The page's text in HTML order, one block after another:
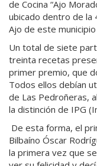
de Cocina “Ajo
ubicado dentro de la
Ajo de este municipio
Un total de siete
treinta recetas
primer premio, que
Todos ellos debían
de Las Pedroñeras,
la distinción de IPG
De esta forma, el
Bilbaíno Óscar
la primera vez que